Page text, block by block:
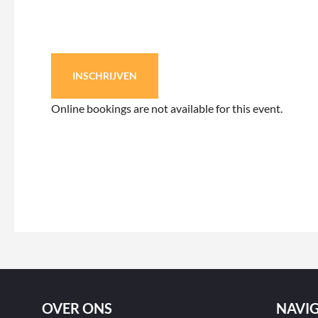
INSCHRIJVEN
Online bookings are not available for this event.
OVER ONS